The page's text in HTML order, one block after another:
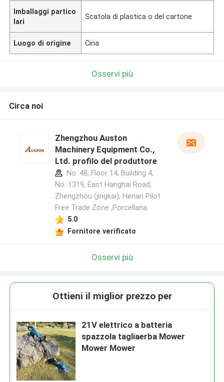
Lasciate un messaggio
Imballaggi partico
lari
Scatola di plastica o del cartone
Luogo di origine Cina
Osservi più
Circa noi
Zhengzhou Auston
Machinery Equipment Co.,
Ltd. profilo del produttore
No. 48, Floor 14, Building 4,
No. 1319, East Hanghai Road,
Zhengzhou (jingkai), Henan Pilot
Free Trade Zone ,Porcellana
5.0
Fornitore verificato
Osservi più
Ottieni il miglior prezzo per
21V elettrico a batteria
spazzola tagliaerba Mower
Mower Mower